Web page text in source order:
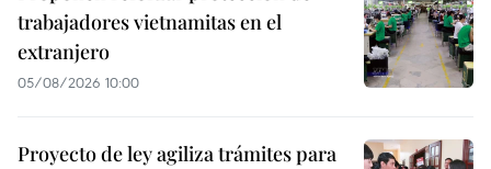
trabajadores vietnamitas en el
extranjero
05/08/2026 10:00
Proyecto de ley agiliza trámites para